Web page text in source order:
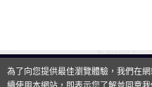
QooApp
為了向您提供最佳瀏覽體驗，我們在